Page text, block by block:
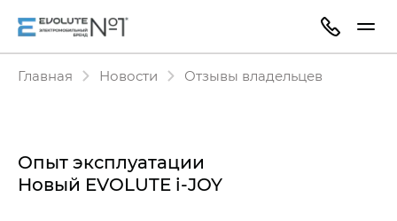
Главная Новости Отзывы владельцев
Опыт эксплуатации
Новый EVOLUTE i‑JOY